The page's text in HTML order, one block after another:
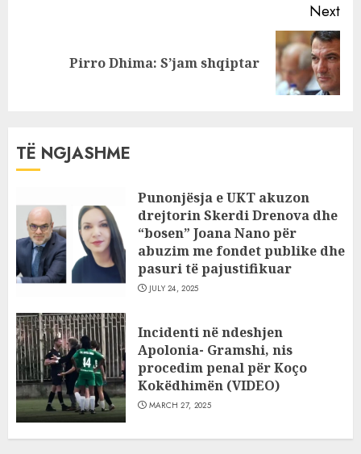
Next
Pirro Dhima: S’jam shqiptar
TË NGJASHME
Punonjësja e UKT akuzon
drejtorin Skerdi Drenova dhe
“bosen” Joana Nano për
abuzim me fondet publike dhe
pasuri të pajustifikuar
JULY 24, 2025
Incidenti në ndeshjen
Apolonia- Gramshi, nis
procedim penal për Koço
Kokëdhimën (VIDEO)
MARCH 27, 2025